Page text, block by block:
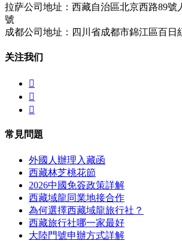
拉萨公司地址：西藏自治區北京西路89號
號
成都公司地址：四川省成都市錦江區百日
关注我们



常見問題
外國人辦理入藏函
西藏林芝桃花節
2026中國免簽政策詳解
西藏域龍同業地接合作
為何選擇西藏域龍旅行社？
西藏旅行社哪一家最好
大陸門號申辦方式詳解